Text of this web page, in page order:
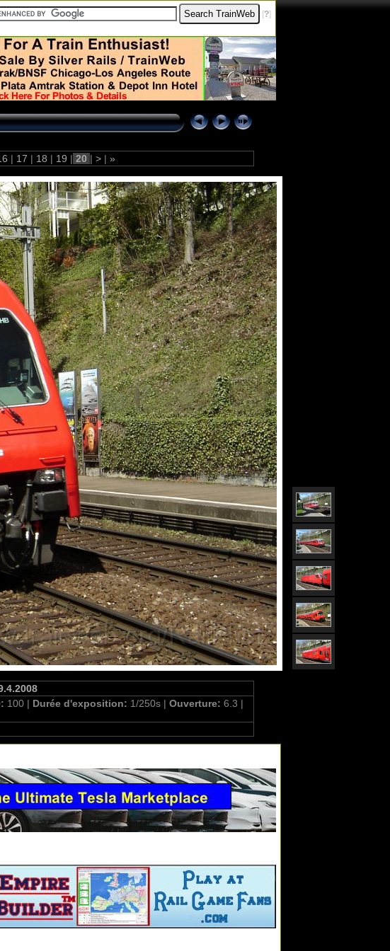
[?]
| 17 | 18 | 19 | 20 | > | »
100 | Durée d'exposition: 1/250s | Ouverture: 6.3 |